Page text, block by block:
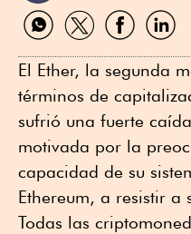
Compartir
por
Compartir
por
Compartir
por
por
El Ether, la segunda
términos de
sufrió una fuerte
motivada por la
capacidad de su
Ethereum, a resistir a
Todas las